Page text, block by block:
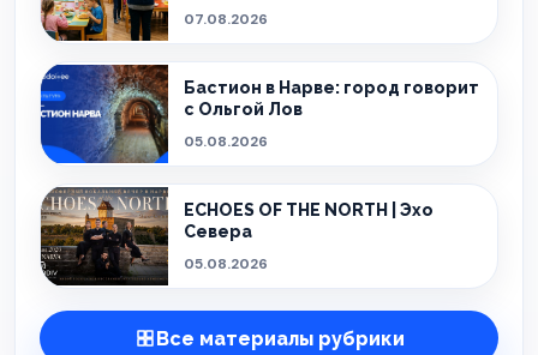
07.08.2026
Бастион в Нарве: город говорит
с Ольгой Лов
05.08.2026
ECHOES OF THE NORTH | Эхо
Севера
05.08.2026
Все материалы рубрики